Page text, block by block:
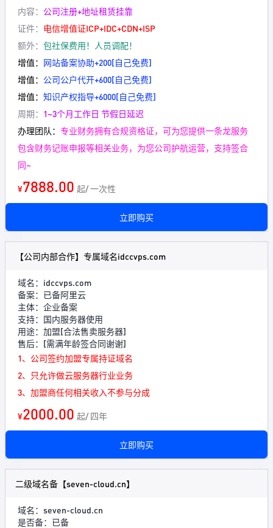
内容： 公司注册+地址租赁挂靠
证件： 电信增值证ICP+IDC+CDN+ISP
额外： 包社保费用！人员调配！
增值： 网站备案协助+200[自己免费]
增值： 公司公户代开+600[自己免费]
增值： 知识产权指导+6000[自己免费]
周期： 1~3个月工作日 节假日延迟
办理团队： 专业财务拥有合规资格证，可为您提供一条龙服务
包含财务记账申报等相关业务，为您公司护航运营，支持签合
同~
¥7888.00 起/ 一次性
立即购买
【公司内部合作】专属域名idccvps.com
域名：idccvps.com
备案：已备阿里云
主体：企业备案
支持：国内服务器使用
用途：加盟[合法售卖服务器]
售后：[需满年龄签合同谢谢]
1、公司签约加盟专属持证域名
2、只允许做云服务器行业业务
3、加盟商任何相关收入不参与分成
¥2000.00 起/ 四年
立即购买
二级域名备【seven-cloud.cn】
域名：seven-cloud.cn
是否备：已备